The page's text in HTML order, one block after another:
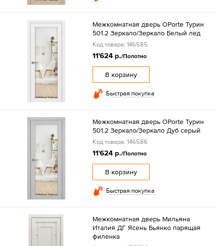
Межкомнатная дверь OPorte Турин
501.2 Зеркало/Зеркало Белый лед
Код товара: 146585
11'624 р./Полотно
В корзину
Быстрая покупка
Межкомнатная дверь OPorte Турин
501.2 Зеркало/Зеркало Дуб серый
Код товара: 146586
11'624 р./Полотно
В корзину
Быстрая покупка
Межкомнатная дверь Мильяна
Италия ДГ Ясень Бьянко парящая
филенка